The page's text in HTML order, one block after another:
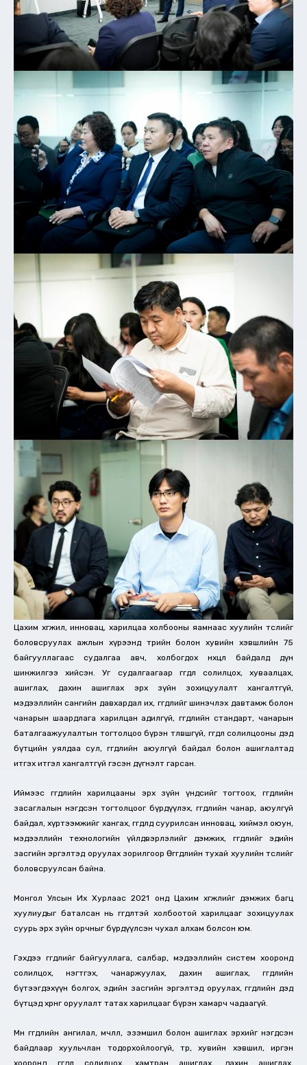
Цахим хөгжил, инновац, харилцаа холбооны яамнаас хуулийн төслийг
боловсруулах ажлын хүрээнд төрийн болон хувийн хэвшлийн 75
байгууллагаас судалгаа авч, холбогдох нөхцөл байдалд дүн
шинжилгээ хийсэн. Уг судалгаагаар өгөгдөл солилцох, хуваалцах,
ашиглах, дахин ашиглах эрх зүйн зохицуулалт хангалтгүй,
мэдээллийн сангийн давхардал их, өгөгдлийг шинэчлэх давтамж болон
чанарын шаардлага харилцан адилгүй, өгөгдлийн стандарт, чанарын
баталгаажуулалтын тогтолцоо бүрэн төлөвшөөгүй, өгөгдөл солилцооны дэд
бүтцийн уялдаа сул, өгөгдлийн аюулгүй байдал болон ашиглалтад
итгэх итгэл хангалтгүй гэсэн дүгнэлт гарсан.
Иймээс өгөгдлийн харилцааны эрх зүйн үндсийг тогтоох, өгөгдлийн
засаглалын нэгдсэн тогтолцоог бүрдүүлэх, өгөгдлийн чанар, аюулгүй
байдал, хүртээмжийг хангах, өгөгдөлд суурилсан инновац, хиймэл оюун,
мэдээллийн технологийн үйлдвэрлэлийг дэмжих, өгөгдлийг эдийн
засгийн эргэлтэд оруулах зорилгоор Өгөгдлийн тухай хуулийн төслийг
боловсруулсан байна.
Монгол Улсын Их Хурлаас 2021 онд Цахим хөгжлийг дэмжих багц
хуулиудыг баталсан нь өгөгдөлтэй холбоотой харилцааг зохицуулах
суурь эрх зүйн орчныг бүрдүүлсэн чухал алхам болсон юм.
Гэхдээ өгөгдлийг байгууллага, салбар, мэдээллийн систем хооронд
солилцох, нэгтгэх, чанаржуулах, дахин ашиглах, өгөгдлийн
бүтээгдэхүүн болгох, эдийн засгийн эргэлтэд оруулах, өгөгдлийн дэд
бүтцэд хөрөнгө оруулалт татах харилцааг бүрэн хамарч чадаагүй.
Мөн өгөгдлийн ангилал, өмчлөл, эзэмшил болон ашиглах эрхийг нэгдсэн
байдлаар хуульчлан тодорхойлоогүй, төр, хувийн хэвшил, иргэн
хооронд өгөгдөл солилцох, хамтран ашиглах, дахин ашиглах,